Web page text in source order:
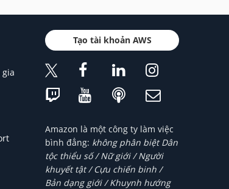
Tạo tài khoản AWS
Amazon là một công ty làm việc
bình đẳng: không phân biệt Dân
tộc thiểu số / Nữ giới / Người
khuyết tật / Cựu chiến binh /
Bản dạng giới / Khuynh hướng